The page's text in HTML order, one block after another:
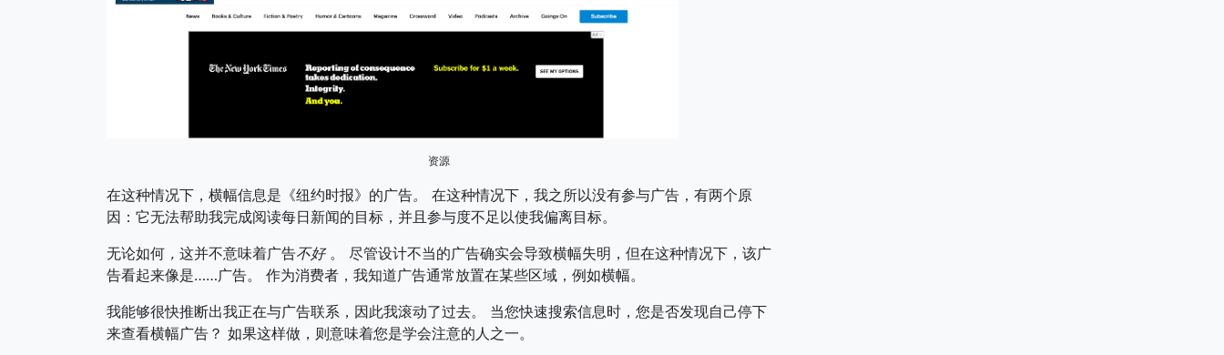
资源
在这种情况下，横幅信息是《纽约时报》的广告。
在这种情况下，我之所以没有参与广告，有两个原
因：它无法帮助我完成阅读每日新闻的目标，并且参与度不足以使我偏离目标。
无论如何 ， 这并不意味着广告不好。 尽管设计不当的广告确实会导致横幅失明，但在这种情况下，该广
告看起来像是……广告。 作为消费者，我知道广告通常放置在某些区域，例如横幅。
我能够很快推断出我正在与广告联系，因此我滚动了过去。 当您快速搜索信息时，您是否发现自己停下
来查看横幅广告？ 如果这样做，则意味着您是学会注意的人之一。